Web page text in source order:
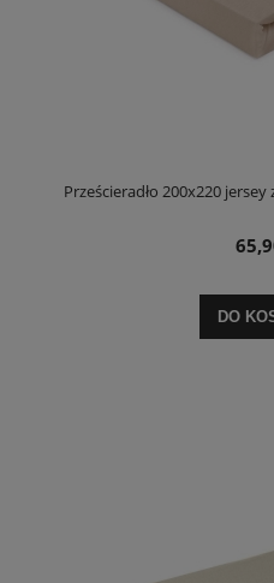
Prześcieradło 200x220
DO